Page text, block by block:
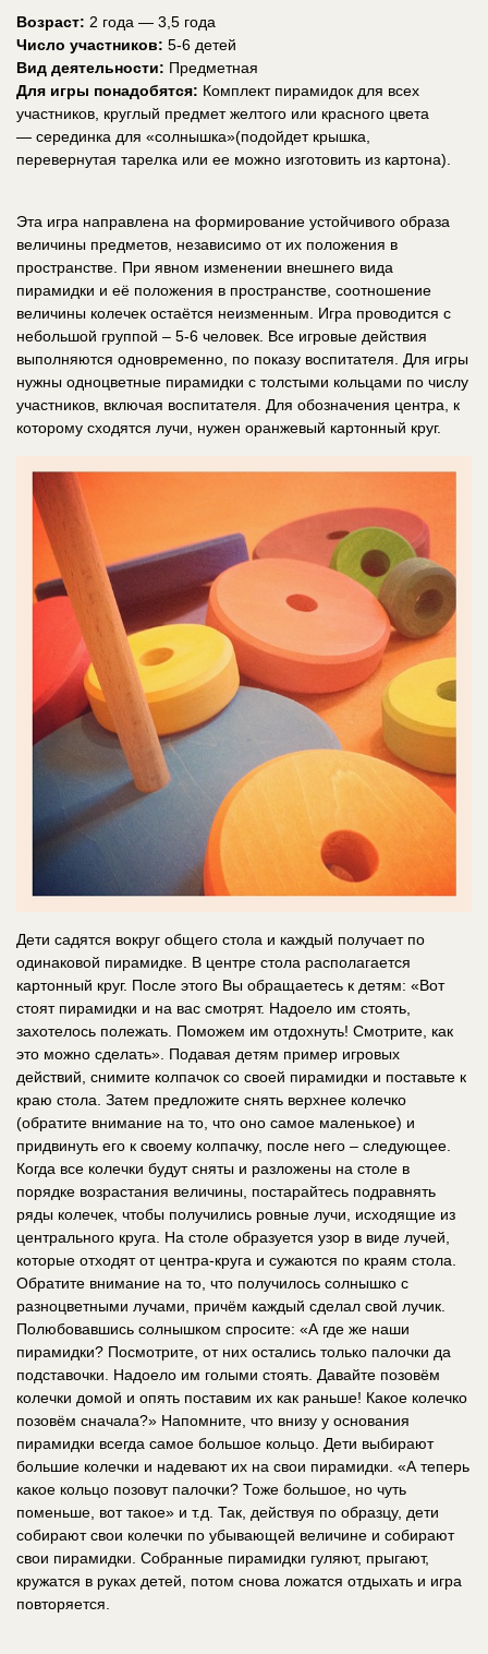
Возраст: 2 года — 3,5 года
Число участников: 5-6 детей
Вид деятельности: Предметная
Для игры понадобятся: Комплект пирамидок для всех
участников, круглый предмет желтого или красного цвета
— серединка для «солнышка»(подойдет крышка,
перевернутая тарелка или ее можно изготовить из картона).
Эта игра направлена на формирование устойчивого образа
величины предметов, независимо от их положения в
пространстве. При явном изменении внешнего вида
пирамидки и её положения в пространстве, соотношение
величины колечек остаётся неизменным. Игра проводится с
небольшой группой – 5-6 человек. Все игровые действия
выполняются одновременно, по показу воспитателя. Для игры
нужны одноцветные пирамидки с толстыми кольцами по числу
участников, включая воспитателя. Для обозначения центра, к
которому сходятся лучи, нужен оранжевый картонный круг.
Дети садятся вокруг общего стола и каждый получает по
одинаковой пирамидке. В центре стола располагается
картонный круг. После этого Вы обращаетесь к детям: «Вот
стоят пирамидки и на вас смотрят. Надоело им стоять,
захотелось полежать. Поможем им отдохнуть! Смотрите, как
это можно сделать». Подавая детям пример игровых
действий, снимите колпачок со своей пирамидки и поставьте к
краю стола. Затем предложите снять верхнее колечко
(обратите внимание на то, что оно самое маленькое) и
придвинуть его к своему колпачку, после него – следующее.
Когда все колечки будут сняты и разложены на столе в
порядке возрастания величины, постарайтесь подравнять
ряды колечек, чтобы получились ровные лучи, исходящие из
центрального круга. На столе образуется узор в виде лучей,
которые отходят от центра-круга и сужаются по краям стола.
Обратите внимание на то, что получилось солнышко с
разноцветными лучами, причём каждый сделал свой лучик.
Полюбовавшись солнышком спросите: «А где же наши
пирамидки? Посмотрите, от них остались только палочки да
подставочки. Надоело им голыми стоять. Давайте позовём
колечки домой и опять поставим их как раньше! Какое колечко
позовём сначала?» Напомните, что внизу у основания
пирамидки всегда самое большое кольцо. Дети выбирают
большие колечки и надевают их на свои пирамидки. «А теперь
какое кольцо позовут палочки? Тоже большое, но чуть
поменьше, вот такое» и т.д. Так, действуя по образцу, дети
собирают свои колечки по убывающей величине и собирают
свои пирамидки. Собранные пирамидки гуляют, прыгают,
кружатся в руках детей, потом снова ложатся отдыхать и игра
повторяется.